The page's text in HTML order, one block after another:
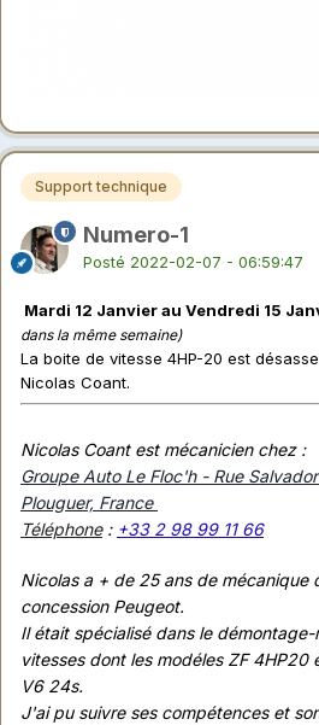
Support technique
Numero-1
Posté 2022-02-07 - 06:59:47
Mardi 12 Janvier au Vendredi 15
dans la même semaine)
La boite de vitesse 4HP-20 est
Nicolas Coant.
Nicolas Coant est mécanicien chez :
Groupe Auto Le Floc'h - Rue
Plouguer, France
Téléphone: +33 2 98 99 11 66
Nicolas a + de 25 ans de mécanique
concession Peugeot.
Il était spécialisé dans le
vitesses dont les modéles ZF
V6 24s.
J'ai pu suivre ses compétences et